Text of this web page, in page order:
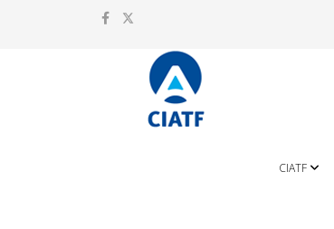
CIATF